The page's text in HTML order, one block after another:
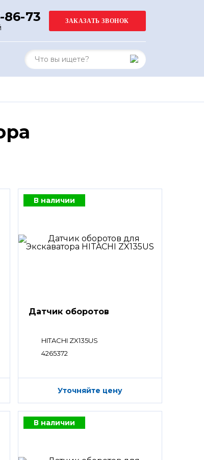
86-73
В наличии
Датчик оборотов
HITACHI ZX135US
4265372
Уточняйте цену
В наличии